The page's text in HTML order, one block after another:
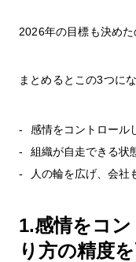
2026年の目標も決めた
まとめるとこの3つにな
感情をコントロール
組織が自走できる状
人の輪を広げ、会社
1.感情をコ
り方の精度